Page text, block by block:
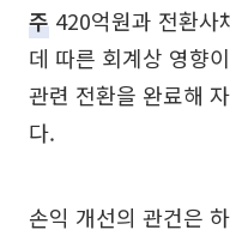
주 420억원과 전환사
데 따른 회계상 영향
관련 전환을 완료해
다.
손익 개선의 관건은